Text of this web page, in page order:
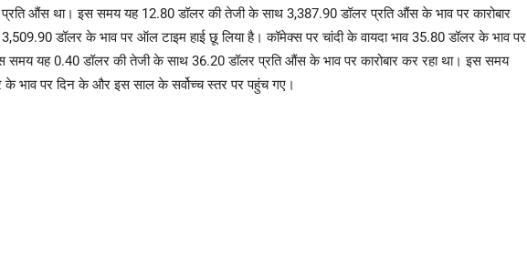
औंस था। इस समय यह 12.80 डॉलर की तेजी के साथ 3,387.90 डॉलर प्रति औंस के भाव पर कारोबार
डॉलर के भाव पर ऑल टाइम हाई छू लिया है। कॉमेक्स पर चांदी के वायदा भाव 35.80 डॉलर के भाव पर
यह 0.40 डॉलर की तेजी के साथ 36.20 डॉलर प्रति औंस के भाव पर कारोबार कर रहा था। इस समय
के भाव पर दिन के और इस साल के सर्वोच्च स्तर पर पहुंच गए।